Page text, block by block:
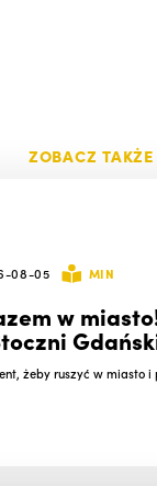
ZOBACZ TAKŻE
08-05 MIN
w
żeby ruszyć w miasto i